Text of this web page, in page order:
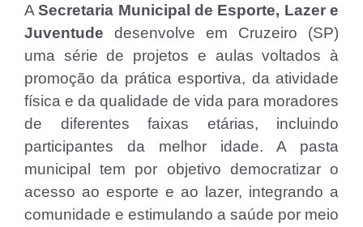
ASecretaria Municipal de Esporte, Lazer e
Juventude desenvolve em Cruzeiro (SP)
uma série de projetos e aulas voltados à
promoção da prática esportiva, da atividade
física e da qualidade de vida para moradores
de diferentes faixas etárias, incluindo
participantes da melhor idade. A pasta
municipal tem por objetivo democratizar o
acesso ao esporte e ao lazer, integrando a
comunidade e estimulando a saúde por meio